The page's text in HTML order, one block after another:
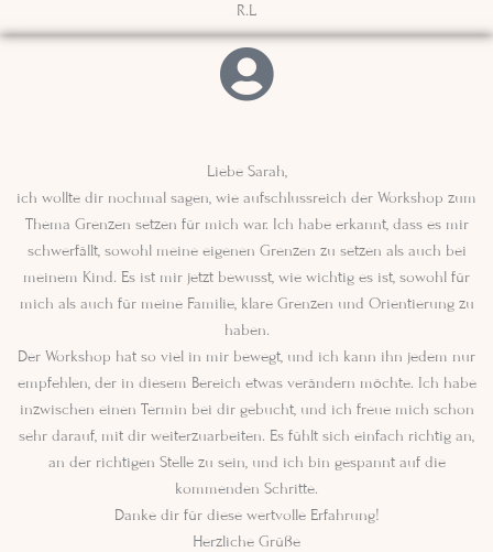
R.L
Liebe Sarah,
ich wollte dir nochmal sagen, wie aufschlussreich der Workshop zum
Thema Grenzen setzen für mich war. Ich habe erkannt, dass es mir
schwerfällt, sowohl meine eigenen Grenzen zu setzen als auch bei
meinem Kind. Es ist mir jetzt bewusst, wie wichtig es ist, sowohl für
mich als auch für meine Familie, klare Grenzen und Orientierung zu
haben.
Der Workshop hat so viel in mir bewegt, und ich kann ihn jedem nur
empfehlen, der in diesem Bereich etwas verändern möchte. Ich habe
inzwischen einen Termin bei dir gebucht, und ich freue mich schon
sehr darauf, mit dir weiterzuarbeiten. Es fühlt sich einfach richtig an,
an der richtigen Stelle zu sein, und ich bin gespannt auf die
kommenden Schritte.
Danke dir für diese wertvolle Erfahrung!
Herzliche Grüße